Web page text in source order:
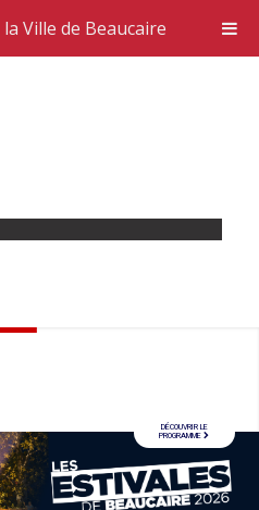
DÉCOUVRIR LE
PROGRAMME
Ville de Beaucaire